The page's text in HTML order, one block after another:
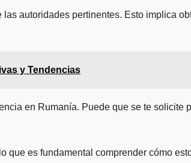
autoridades pertinentes. Esto implica
y Tendencias
en Rumanía. Puede que se te solicite
es fundamental comprender cómo